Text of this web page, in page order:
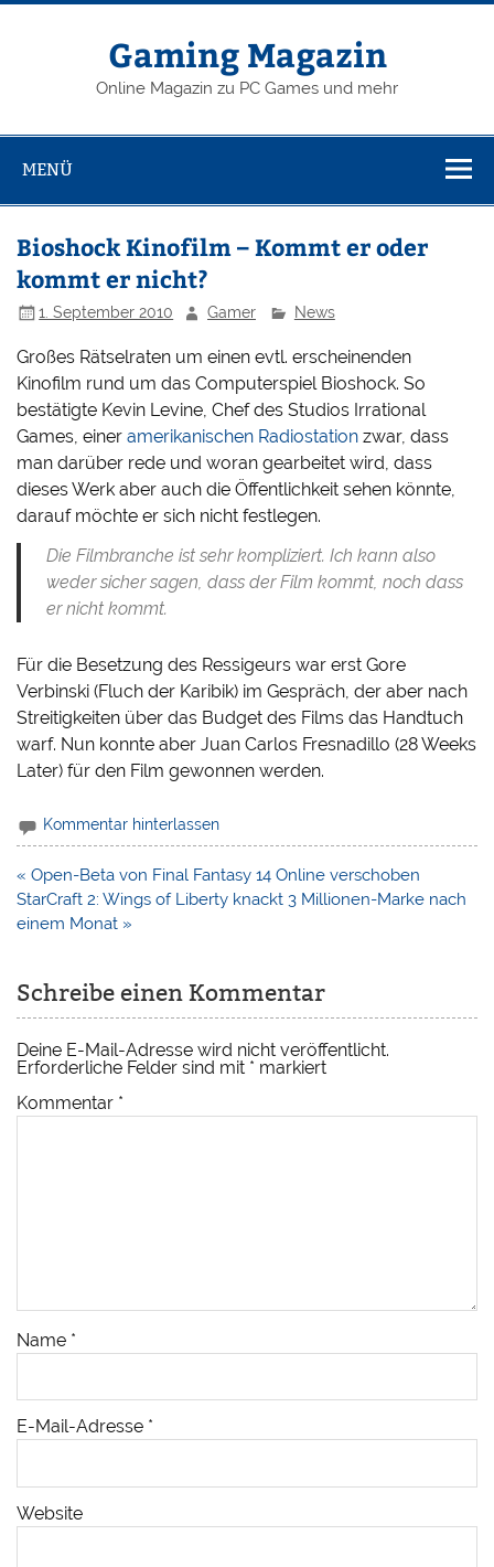
Zum
Gaming Magazin
Online Magazin zu PC Games und mehr
MENÜ
Bioshock Kinofilm – Kommt er oder
kommt er nicht?
1. September 2010 Gamer News
Großes Rätselraten um einen evtl. erscheinenden
Kinofilm rund um das Computerspiel Bioshock. So
bestätigte Kevin Levine, Chef des Studios Irrational
Games, eineramerikanischen Radiostation zwar, dass
man darüber rede und woran gearbeitet wird, dass
dieses Werk aber auch die Öffentlichkeit sehen könnte,
darauf möchte er sich nicht festlegen.
Die Filmbranche ist sehr kompliziert. Ich kann also
weder sicher sagen, dass der Film kommt, noch dass
er nicht kommt.
Für die Besetzung des Ressigeurs war erst Gore
Verbinski (Fluch der Karibik) im Gespräch, der aber nach
Streitigkeiten über das Budget des Films das Handtuch
warf. Nun konnte aber Juan Carlos Fresnadillo (28 Weeks
Later) für den Film gewonnen werden.
Kommentar hinterlassen
Beitragsnavigation
« Open-Beta von Final Fantasy 14 Online verschoben
StarCraft 2: Wings of Liberty knackt 3 Millionen-Marke nach
einem Monat »
Schreibe einen Kommentar
Deine E-Mail-Adresse wird nicht veröffentlicht.
Erforderliche Felder sind mit * markiert
Kommentar *
Name *
E-Mail-Adresse *
Website